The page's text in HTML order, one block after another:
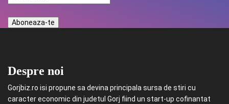
Despre noi
Gorjbiz.ro isi propune sa devina principala sursa de stiri cu
caracter economic din judetul Gorj fiind un start-up cofinantat